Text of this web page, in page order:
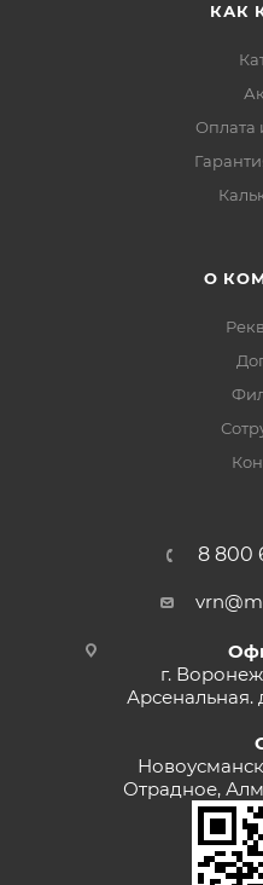
КАК
Оплата
О
8 800
г.
Арсенальная.
Отрадное,